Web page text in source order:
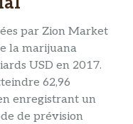
par Zion Market
la marijuana
USD en 2017.
62,96
enregistrant un
de prévision